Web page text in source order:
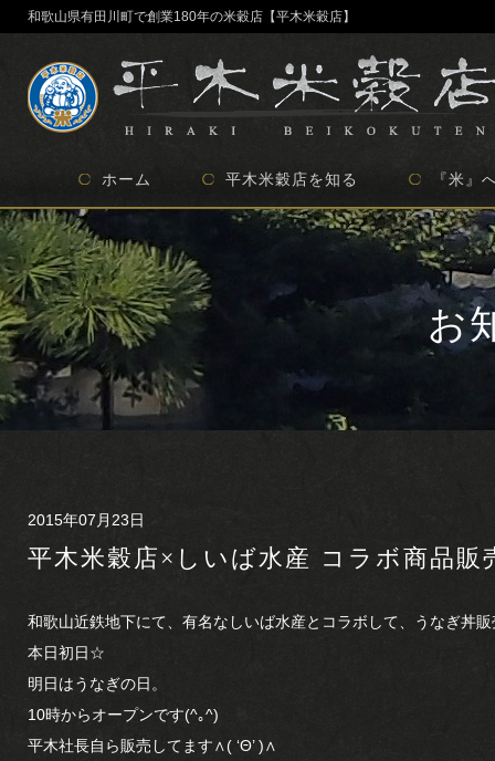
和歌山県有田川町で創業180年の米穀店【平木米穀店】
ホーム 平木米穀店を知る
創業180年の歴史
当店のこだわり
委託事業について
地域貢献の取り組み
『米』
お
2015年07月23日
平木米穀店×しいば水産 コラボ商品販
和歌山近鉄地下にて、有名なしいば水産とコラボして、うなぎ丼
本日初日☆
明日はうなぎの日。
10時からオープンです(^｡^)
平木社長自ら販売してます∧( ‘Θ’ )∧